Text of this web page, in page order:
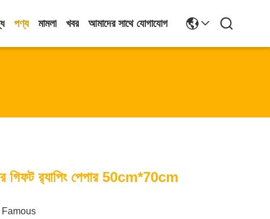
পণ্য মামলা খবর আমাদের সাথে যোগাযোগ
গিফট র‍্যাপিং পেপার 50cm*70cm
Famous